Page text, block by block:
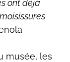
ont déjà
musée, les